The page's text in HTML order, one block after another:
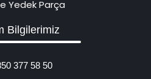
Yedek Parça
Bilgilerimiz
377 58 50